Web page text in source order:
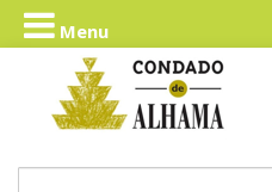
Menu